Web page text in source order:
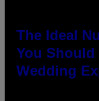
The Ideal
You Should
Wedding